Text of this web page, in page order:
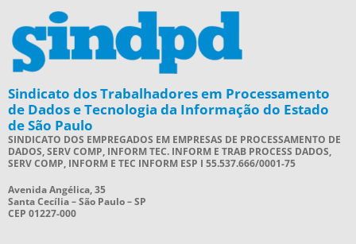
Sindicato dos Trabalhadores em Processamento
de Dados e Tecnologia da Informação do Estado
de São Paulo
SINDICATO DOS EMPREGADOS EM EMPRESAS DE PROCESSAMENTO DE
DADOS, SERV COMP, INFORM TEC. INFORM E TRAB PROCESS DADOS,
SERV COMP, INFORM E TEC INFORM ESP I 55.537.666/0001-75
Avenida Angélica, 35
Santa Cecília – São Paulo – SP
CEP 01227-000